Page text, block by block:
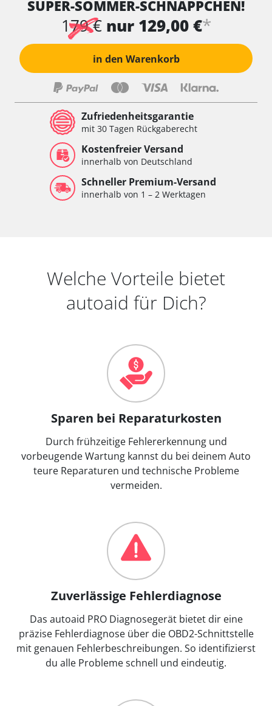
SUPER-SOMMER-SCHNÄPPCHEN!
179 € nur 129,00 €*
in den Warenkorb
Zufriedenheitsgarantie
mit 30 Tagen Rückgaberecht
Kostenfreier Versand
innerhalb von Deutschland
Schneller Premium-Versand
innerhalb von 1 – 2 Werktagen
Welche Vorteile bietet
autoaid für Dich?
Sparen bei Reparaturkosten
Durch frühzeitige Fehlererkennung und
vorbeugende Wartung kannst du bei deinem Auto
teure Reparaturen und technische Probleme
vermeiden.
Zuverlässige Fehlerdiagnose
Das autoaid PRO Diagnosegerät bietet dir eine
präzise Fehlerdiagnose über die OBD2-Schnittstelle
mit genauen Fehlerbeschreibungen. So identifizierst
du alle Probleme schnell und eindeutig.